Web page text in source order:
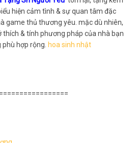
hiện cảm tình & sự quan tâm đặc
game thủ thương yêu. mặc dù nhiên,
thích & tính phương pháp của nhà bạn
hợp rộng. hoa sinh nhật